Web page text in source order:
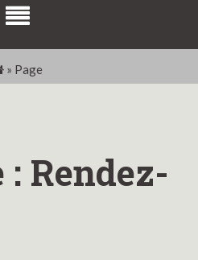
» Page
: Rendez-